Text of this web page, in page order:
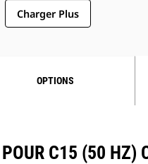
Charger Plus
OPTIONS
C15 (50 HZ)